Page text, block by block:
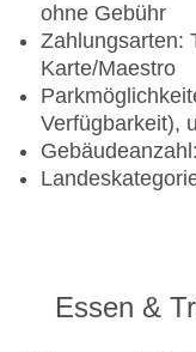
ohne Gebühr
Zahlungsarten:
Karte/Maestro
Verfügbarkeit),
Essen &